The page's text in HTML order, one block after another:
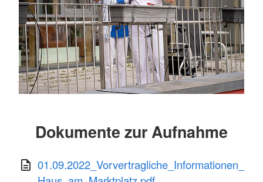
Dokumente zur Aufnahme
01.09.2022_Vorvertragliche_Informationen_